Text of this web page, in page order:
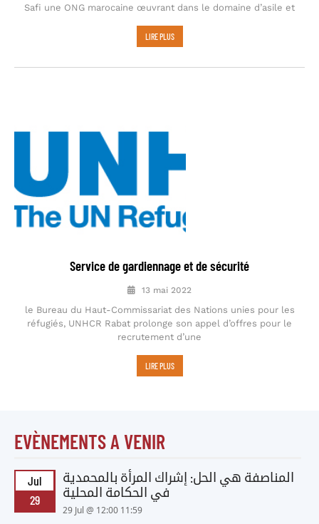
Safi une ONG marocaine œuvrant dans le domaine d’asile et
LIRE PLUS
Service de gardiennage et de sécurité
13 mai 2022
le Bureau du Haut-Commissariat des Nations unies pour les
réfugiés, UNHCR Rabat prolonge son appel d’offres pour le
recrutement d’une
LIRE PLUS
EVÈNEMENTS A VENIR
Jul
29
المناصفة هي الحل: إشراك المرأة بالمحمدية
في الحكامة المحلية
29 Jul @ 12:00 11:59